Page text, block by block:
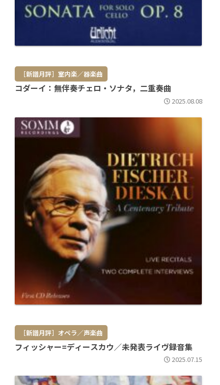
［新譜月評］室内楽／器楽曲
コダーイ：無伴奏チェロ・ソナタ，二重奏曲
2025.08.08
［新譜月評］オペラ／声楽曲
フィッシャー=ディースカウ／未発表ライヴ録音集
2025.07.15